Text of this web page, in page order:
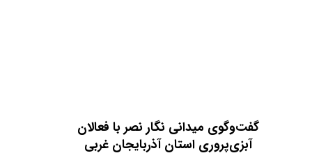
گفت‌وگوی میدانی نگار نصر با فعالان
آبزی‌پروری استان آذربایجان غربی